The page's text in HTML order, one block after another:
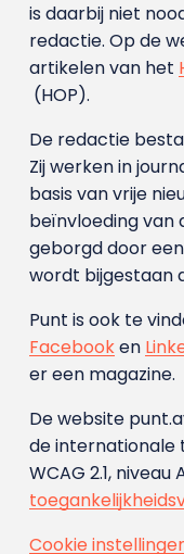
is daarbij niet
redactie. Op de
artikelen van het
(HOP).
De redactie
Zij werken in
basis van vrije
beïnvloeding van
geborgd door een
wordt bijgestaan
Punt is ook te
Facebooken
er een magazine.
De website
de internationale
WCAG 2.1, niveau
Cookie